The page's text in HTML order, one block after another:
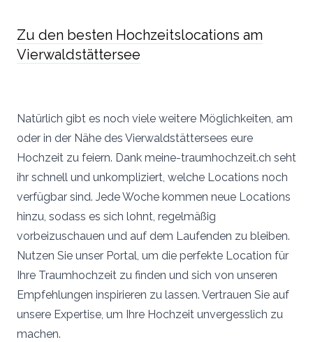
Zu den besten Hochzeitslocations am
Vierwaldstättersee
Natürlich gibt es noch viele weitere Möglichkeiten, am
oder in der Nähe des Vierwaldstättersees eure
Hochzeit zu feiern. Dank meine-traumhochzeit.ch seht
ihr schnell und unkompliziert, welche Locations noch
verfügbar sind. Jede Woche kommen neue Locations
hinzu, sodass es sich lohnt, regelmäßig
vorbeizuschauen und auf dem Laufenden zu bleiben.
Nutzen Sie unser Portal, um die perfekte Location für
Ihre Traumhochzeit zu finden und sich von unseren
Empfehlungen inspirieren zu lassen. Vertrauen Sie auf
unsere Expertise, um Ihre Hochzeit unvergesslich zu
machen.